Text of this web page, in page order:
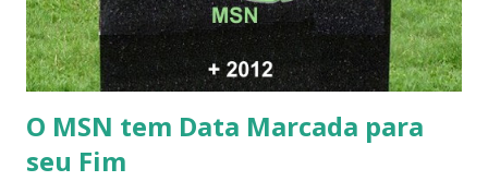
O MSN tem Data Marcada para
seu Fim